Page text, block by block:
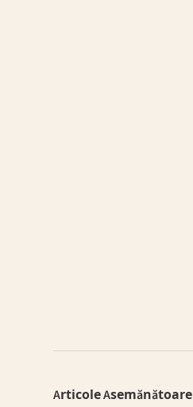
Articole Asemănătoare